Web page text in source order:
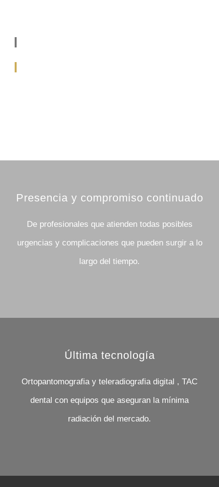
Presencia y compromiso continuado
De profesionales que atienden todas posibles
urgencias y complicaciones que pueden surgir a lo
largo del tiempo.
Última tecnología
Ortopantomografia y teleradiografia digital , TAC
dental con equipos que aseguran la mínima
radiación del mercado.